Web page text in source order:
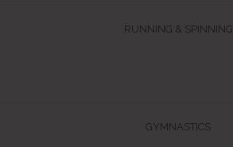
RUNNING & SPINNING
GYMNASTICS